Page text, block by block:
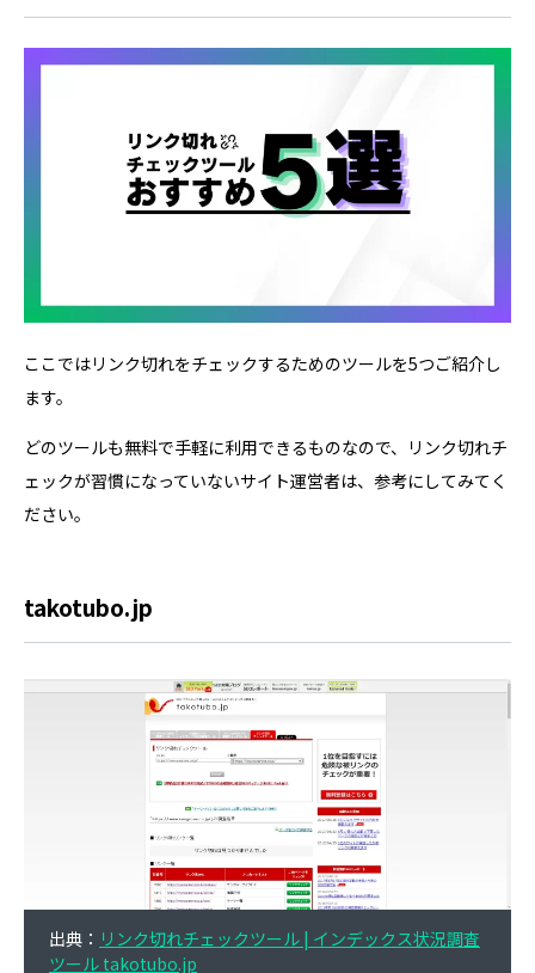
ここではリンク切れをチェックするためのツールを5つご紹介し
ます。
どのツールも無料で手軽に利用できるものなので、リンク切れチ
ェックが習慣になっていないサイト運営者は、参考にしてみてく
ださい。
takotubo.jp
出典： リンク切れチェックツール | インデックス状況調査
ツール takotubo.jp